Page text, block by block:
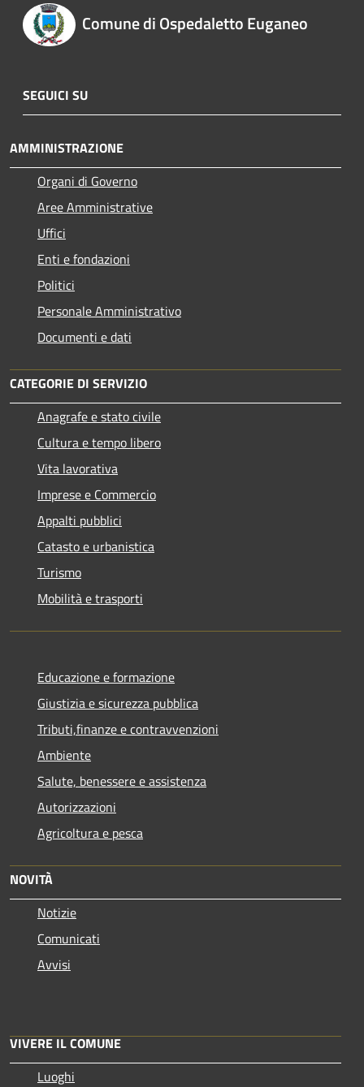
Comune di Ospedaletto Euganeo
SEGUICI SU
AMMINISTRAZIONE
Organi di Governo
Aree Amministrative
Uffici
Enti e fondazioni
Politici
Personale Amministrativo
Documenti e dati
CATEGORIE DI SERVIZIO
Anagrafe e stato civile
Cultura e tempo libero
Vita lavorativa
Imprese e Commercio
Appalti pubblici
Catasto e urbanistica
Turismo
Mobilità e trasporti
Educazione e formazione
Giustizia e sicurezza pubblica
Tributi,finanze e contravvenzioni
Ambiente
Salute, benessere e assistenza
Autorizzazioni
Agricoltura e pesca
NOVITÀ
Notizie
Comunicati
Avvisi
VIVERE IL COMUNE
Luoghi